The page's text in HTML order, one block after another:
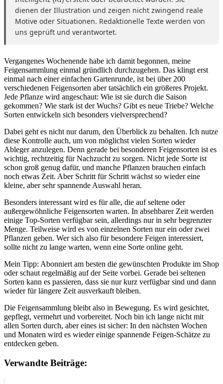
dienen der Illustration und zeigen nicht zwingend reale
Motive oder Situationen. Redaktionelle Texte werden von
uns geprüft und verantwortet.
Vergangenes Wochenende habe ich damit begonnen, meine
Feigensammlung einmal gründlich durchzugehen. Das klingt erst
einmal nach einer einfachen Gartenrunde, ist bei über 200
verschiedenen Feigensorten aber tatsächlich ein größeres Projekt.
Jede Pflanze wird angeschaut: Wie ist sie durch die Saison
gekommen? Wie stark ist der Wuchs? Gibt es neue Triebe? Welche
Sorten entwickeln sich besonders vielversprechend?
Dabei geht es nicht nur darum, den Überblick zu behalten. Ich nutze
diese Kontrolle auch, um von möglichst vielen Sorten wieder
Ableger anzulegen. Denn gerade bei besonderen Feigensorten ist es
wichtig, rechtzeitig für Nachzucht zu sorgen. Nicht jede Sorte ist
schon groß genug dafür, und manche Pflanzen brauchen einfach
noch etwas Zeit. Aber Schritt für Schritt wächst so wieder eine
kleine, aber sehr spannende Auswahl heran.
Besonders interessant wird es für alle, die auf seltene oder
außergewöhnliche Feigensorten warten. In absehbarer Zeit werden
einige Top-Sorten verfügbar sein, allerdings nur in sehr begrenzter
Menge. Teilweise wird es von einzelnen Sorten nur ein oder zwei
Pflanzen geben. Wer sich also für besondere Feigen interessiert,
sollte nicht zu lange warten, wenn eine Sorte online geht.
Mein Tipp: Abonniert am besten die gewünschten Produkte im Shop
oder schaut regelmäßig auf der Seite vorbei. Gerade bei seltenen
Sorten kann es passieren, dass sie nur kurz verfügbar sind und dann
wieder für längere Zeit ausverkauft bleiben.
Die Feigensammlung bleibt also in Bewegung. Es wird gesichtet,
gepflegt, vermehrt und vorbereitet. Noch bin ich lange nicht mit
allen Sorten durch, aber eines ist sicher: In den nächsten Wochen
und Monaten wird es wieder einige spannende Feigen-Schätze zu
entdecken geben.
Verwandte Beiträge: